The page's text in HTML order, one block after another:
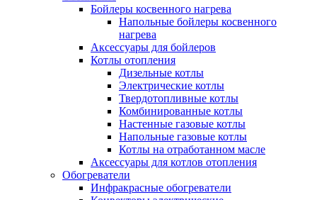
Бойлеры косвенного нагрева
Напольные бойлеры косвенного
нагрева
Аксессуары для бойлеров
Котлы отопления
Дизельные котлы
Электрические котлы
Твердотопливные котлы
Комбинированные котлы
Настенные газовые котлы
Напольные газовые котлы
Котлы на отработанном масле
Аксессуары для котлов отопления
Обогреватели
Инфракрасные обогреватели